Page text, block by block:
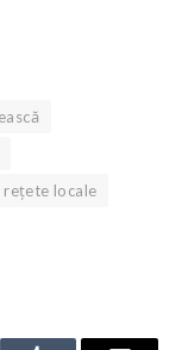
rețete locale